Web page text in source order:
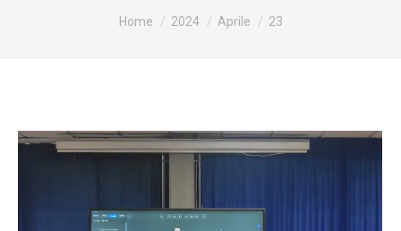
You are here:
Home 2024 Aprile 23